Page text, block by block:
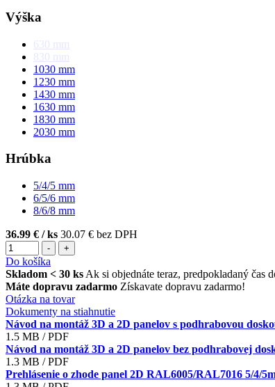
Výška
630 mm
830 mm
1030 mm
1230 mm
1430 mm
1630 mm
1830 mm
2030 mm
Hrúbka
5/4/5 mm
6/5/6 mm
8/6/8 mm
36.99 € / ks 30.07 € bez DPH
- +
Do košíka
Skladom < 30 ks Ak si objednáte teraz, predpokladaný čas
Máte dopravu zadarmo Získavate dopravu zadarmo!
Otázka na tovar
Dokumenty na stiahnutie
Návod na montáž 3D a 2D panelov s podhrabovou
1.5 MB / PDF
Návod na montáž 3D a 2D panelov bez podhrabovej
1.3 MB / PDF
Prehlásenie o zhode panel 2D RAL6005/RAL7016 5/4/